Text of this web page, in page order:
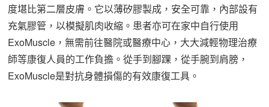
度堪比第二層皮膚。它以薄矽膠製成，安全可靠，內部設有
充氣膠管，以模擬肌肉收縮。患者亦可在家中自行使用
ExoMuscle，無需前往醫院或醫療中心，大大減輕物理治療
師等康復人員的工作負擔。從手到腳踝，從手腕到肩膀，
ExoMuscle是對抗身體損傷的有效康復工具。